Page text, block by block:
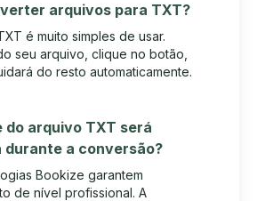
arquivos para TXT?
é muito simples de usar.
seu arquivo, clique no botão,
do resto automaticamente.
do arquivo TXT será
durante a conversão?
Bookize garantem
de nível profissional. A